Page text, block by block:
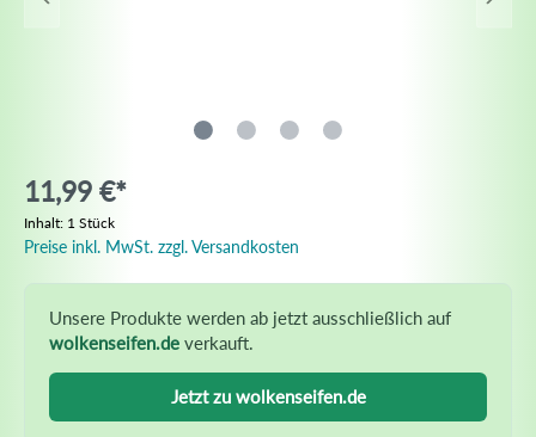
11,99 €*
Inhalt: 1 Stück
Preise inkl. MwSt. zzgl. Versandkosten
Unsere Produkte werden ab jetzt ausschließlich auf
wolkenseifen.de verkauft.
Jetzt zu wolkenseifen.de